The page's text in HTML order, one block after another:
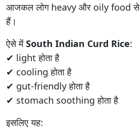
आजकल लोग heavy और oily food से
हैं।
ऐसे मेंSouth Indian Curd Rice:
✔ light होता है
✔ cooling होता है
✔ gut-friendly होता है
✔ stomach soothing होता है
इसलिए यह: